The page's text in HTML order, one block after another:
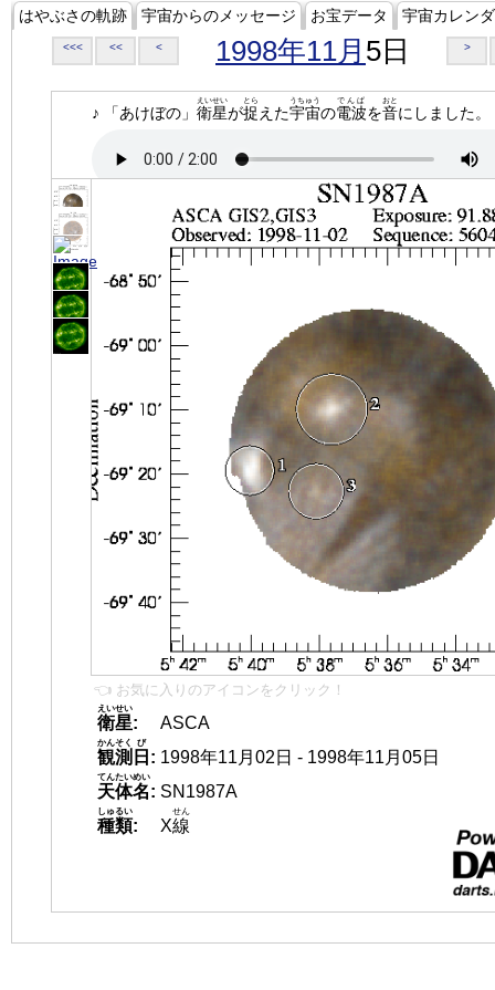
はやぶさの軌跡 宇宙からのメッセージ お宝データ 宇宙カレン
<<< << < 1998年11月 5日 >
♪ 「あけぼの」 衛星
えいせい
が捉
とら
えた宇宙
うちゅう
の電波
でんぱ
を音
おと
にしました。
👈 お気に入りのアイコンをクリック！
衛星
えいせい
:
ASCA
観測
かんそく
日
び
: 1998年11月02日 - 1998年11月05日
天体名
てんたいめい
: SN1987A
種類
しゅるい
: X線
せん